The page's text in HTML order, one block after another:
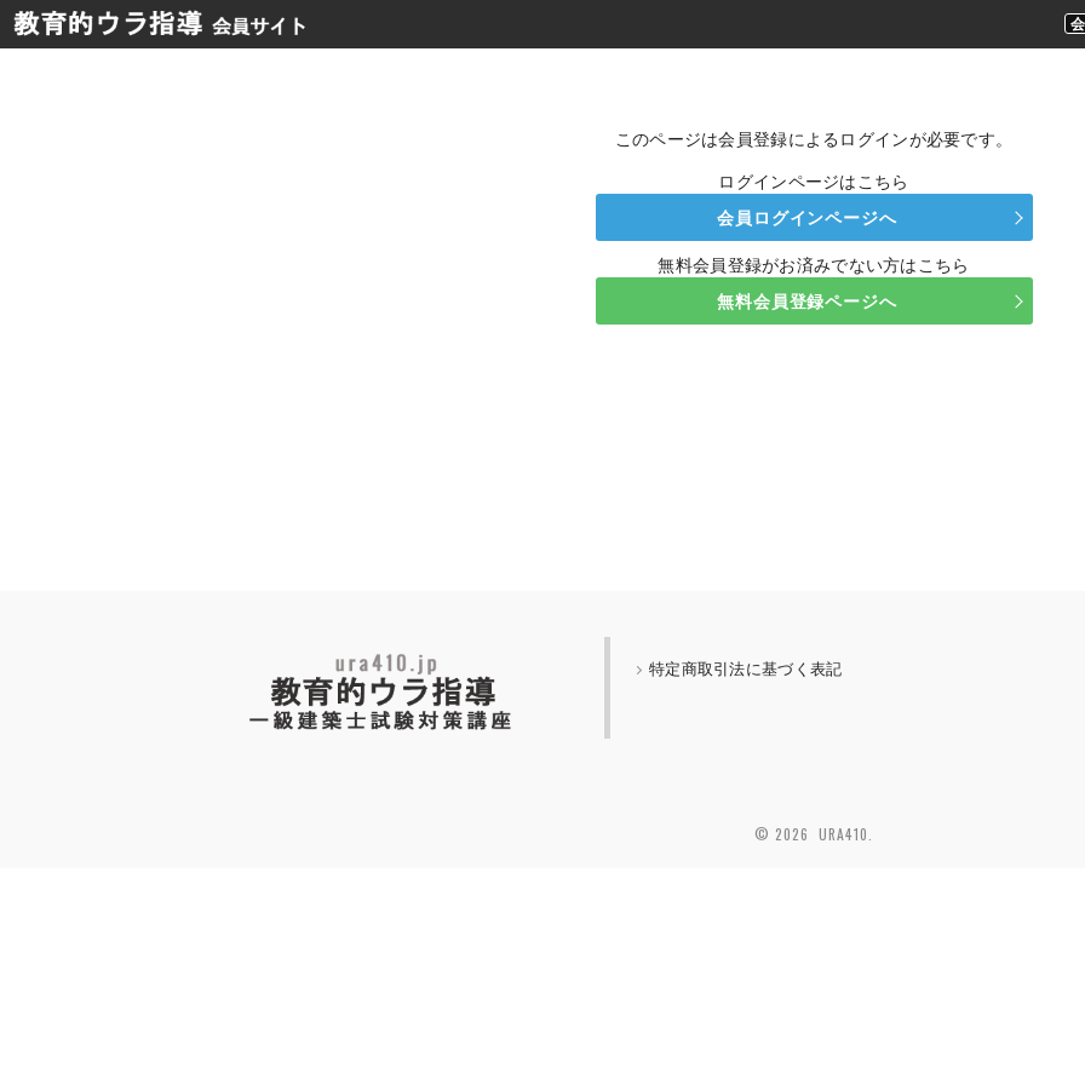
このページは会員登録によるログインが必要です。
ログインページはこちら
会員ログインページへ
無料会員登録がお済みでない方はこちら
無料会員登録ページへ
特定商取引法に基づく表記
© 2026 URA410.